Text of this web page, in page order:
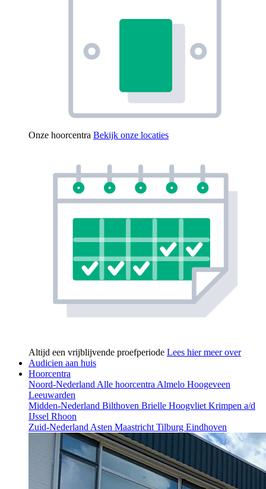
Onze hoorcentra Bekijk onze locaties
Altijd een vrijblijvende proefperiode Lees hier meer over
Audicien aan huis
Hoorcentra
Noord-NederlandAlle hoorcentraAlmelo Hoogeveen
Leeuwarden
Midden-Nederland Bilthoven Brielle HoogvlietKrimpen a/d
IJssel Rhoon
Zuid-NederlandAsten MaastrichtTilburg Eindhoven